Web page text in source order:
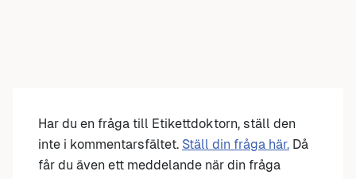
Har du en fråga till Etikettdoktorn, ställ den
inte i kommentarsfältet. Ställ din fråga här. Då
får du även ett meddelande när din fråga